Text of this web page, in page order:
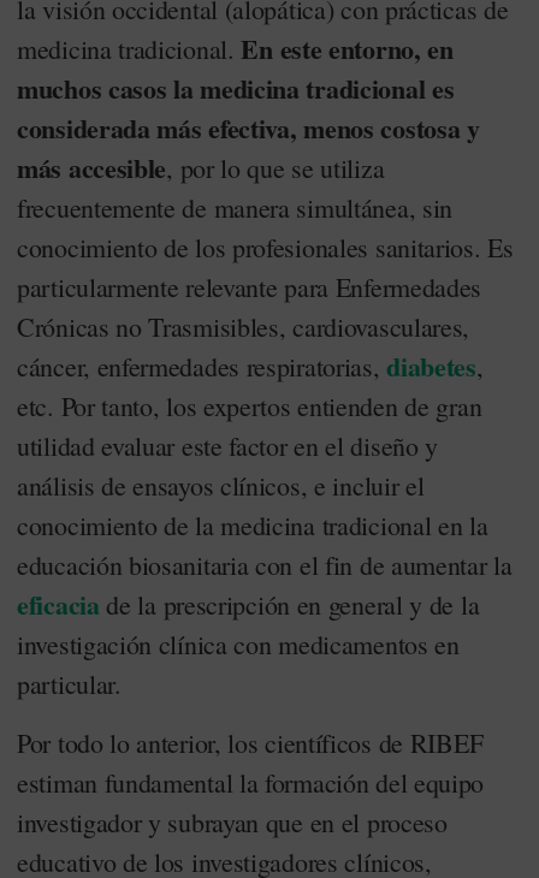
la visión occidental (alopática) con prácticas de
medicina tradicional.En este entorno, en
muchos casos la medicina tradicional es
considerada más efectiva, menos costosa y
más accesible, por lo que se utiliza
frecuentemente de manera simultánea, sin
conocimiento de los profesionales sanitarios. Es
particularmente relevante para Enfermedades
Crónicas no Trasmisibles, cardiovasculares,
cáncer, enfermedades respiratorias,diabetes,
etc. Por tanto, los expertos entienden de gran
utilidad evaluar este factor en el diseño y
análisis de ensayos clínicos, e incluir el
conocimiento de la medicina tradicional en la
educación biosanitaria con el fin de aumentar la
eficaciade la prescripción en general y de la
investigación clínica con medicamentos en
particular.
Por todo lo anterior, los científicos de RIBEF
estiman fundamental la formación del equipo
investigador y subrayan que en el proceso
educativo de los investigadores clínicos,